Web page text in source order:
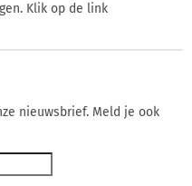
Klik op de link
nieuwsbrief. Meld je ook